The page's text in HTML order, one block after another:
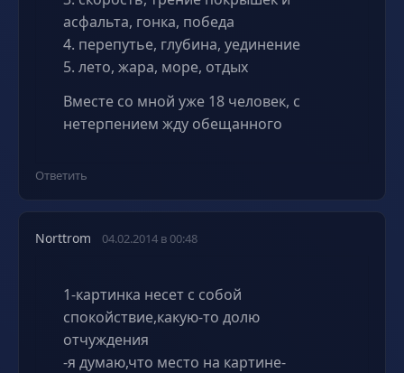
асфальта, гонка, победа
4. перепутье, глубина, уединение
5. лето, жара, море, отдых
Вместе со мной уже 18 человек, с
нетерпением жду обещанного
Ответить
Norttrom 04.02.2014 в 00:48
1-картинка несет с собой
спокойствие,какую-то долю
отчуждения
-я думаю,что место на картине-